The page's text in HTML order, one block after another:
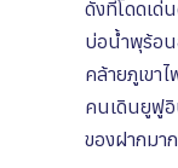
ดังที่โดดเด่
บ่อน้ำพุร้อ
คล้ายภูเขา
คนเดินยูฟูอิ
ของฝากมา